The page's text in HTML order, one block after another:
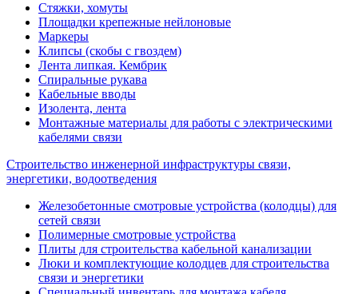
Стяжки, хомуты
Площадки крепежные нейлоновые
Маркеры
Клипсы (скобы с гвоздем)
Лента липкая. Кембрик
Спиральные рукава
Кабельные вводы
Изолента, лента
Монтажные материалы для работы с электрическими
кабелями связи
Строительство инженерной инфраструктуры связи,
энергетики, водоотведения
Железобетонные смотровые устройства (колодцы) для
сетей связи
Полимерные смотровые устройства
Плиты для строительства кабельной канализации
Люки и комплектующие колодцев для строительства
связи и энергетики